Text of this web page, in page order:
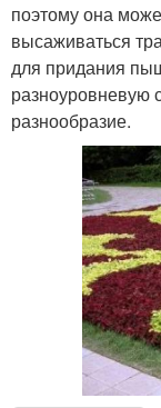
поэтому она
высаживаться
для придания
разноуровневую
разнообразие.